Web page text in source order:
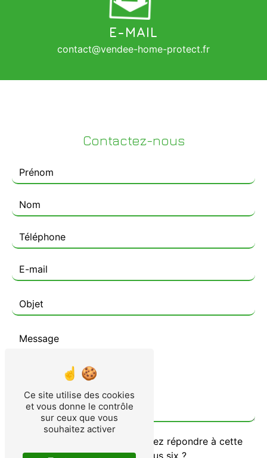
E-MAIL
contact@vendee-home-protect.fr
Contactez-nous
Vous n'êtes pas un robot, veuillez répondre à cette
Ce site utilise des cookies
et vous donne le contrôle
sur ceux que vous
souhaitez activer